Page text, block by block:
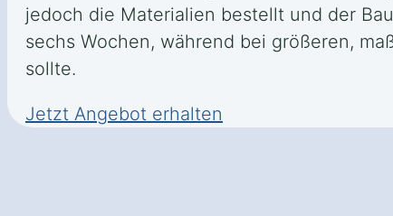
jedoch die Materialien bestellt und der
sechs Wochen, während bei größeren,
sollte.
Jetzt Angebot erhalten